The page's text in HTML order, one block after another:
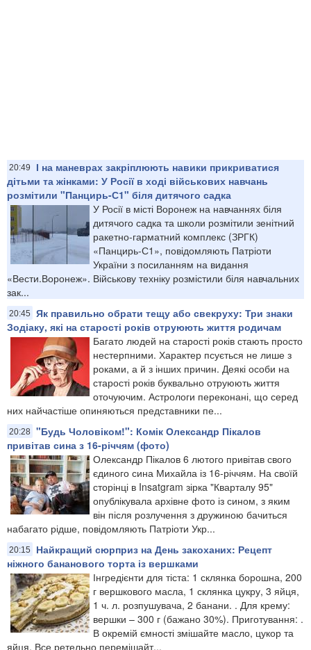
20:49
І на маневрах закріплюють навики прикриватися
дітьми та жінками: У Росії в ході військових навчань
розмітили "Панцирь-С1" біля дитячого садка
У Росії в місті Воронеж на навчаннях біля
дитячого садка та школи розмітили зенітний
ракетно-гарматний комплекс (ЗРГК)
«Панцирь-С1», повідомляють Патріоти
України з посиланням на видання
«Вести.Воронеж». Військову техніку розмістили біля навчальних
зак...
20:45
Як правильно обрати тещу або свекруху: Три знаки
Зодіаку, які на старості років отруюють життя родичам
Багато людей на старості років стають просто
нестерпними. Характер псується не лише з
роками, а й з інших причин. Деякі особи на
старості років буквально отруюють життя
оточуючим. Астрологи переконані, що серед
них найчастіше опиняються представники пе...
20:28 "Будь Чоловіком!": Комік Олександр Пікалов
привітав сина з 16-річчям (фото)
Олександр Пікалов 6 лютого привітав свого
єдиного сина Михайла із 16-річчям. На своїй
сторінці в Insatgram зірка "Кварталу 95"
опублікувала архівне фото із сином, з яким
він після розлучення з дружиною бачиться
набагато рідше, повідомляють Патріоти Укр...
20:15
Найкращий сюрприз на День закоханих: Рецепт
ніжного бананового торта із вершками
Інгредієнти для тіста: 1 склянка борошна, 200
г вершкового масла, 1 склянка цукру, 3 яйця,
1 ч. л. розпушувача, 2 банани. . Для крему:
вершки – 300 г (бажано 30%). Приготування: .
В окремій ємності змішайте масло, цукор та
яйця. Все ретельно перемішайт...